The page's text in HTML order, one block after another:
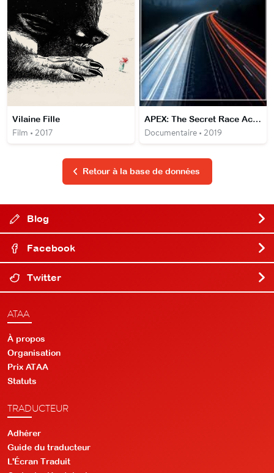
Vilaine Fille
Film • 2017
APEX: The Secret Race Accross America
Documentaire • 2019
Retour à la base de données
Blog
Facebook
Twitter
ATAA
À propos
Organisation
Prix ATAA
Statuts
TRADUCTEUR
Adhérer
Guide du traducteur
L'Écran Traduit